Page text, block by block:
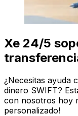
Xe 24/5
¿Necesitas ayuda
dinero SWIFT?
con nosotros hoy
personalizado!